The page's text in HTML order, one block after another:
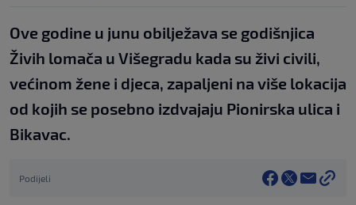
Ove godine u junu obilježava se godišnjica
Živih lomača u Višegradu kada su živi civili,
većinom žene i djeca, zapaljeni na više lokacija
od kojih se posebno izdvajaju Pionirska ulica i
Bikavac.
Podijeli